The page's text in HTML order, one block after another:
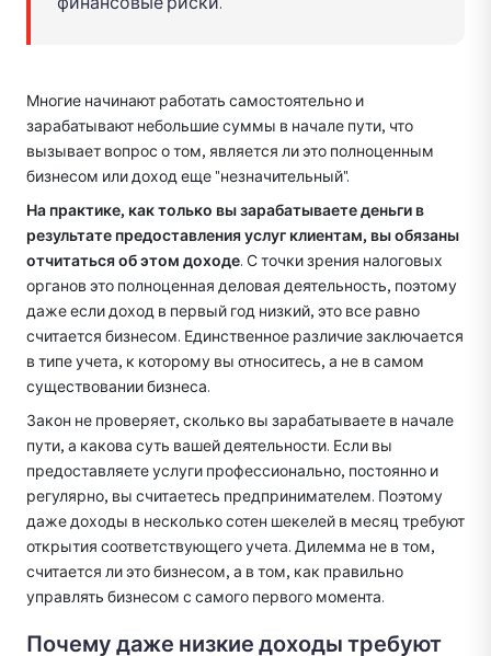
Многие начинают работать самостоятельно и
зарабатывают небольшие суммы в начале пути, что
вызывает вопрос о том, является ли это полноценным
бизнесом или доход еще "незначительный".
На практике, как только вы зарабатываете деньги в
результате предоставления услуг клиентам, вы обязаны
отчитаться об этом доходе. С точки зрения налоговых
органов это полноценная деловая деятельность, поэтому
даже если доход в первый год низкий, это все равно
считается бизнесом. Единственное различие заключается
в типе учета, к которому вы относитесь, а не в самом
существовании бизнеса.
Закон не проверяет, сколько вы зарабатываете в начале
пути, а какова суть вашей деятельности. Если вы
предоставляете услуги профессионально, постоянно и
регулярно, вы считаетесь предпринимателем. Поэтому
даже доходы в несколько сотен шекелей в месяц требуют
открытия соответствующего учета. Дилемма не в том,
считается ли это бизнесом, а в том, как правильно
управлять бизнесом с самого первого момента.
Почему даже низкие доходы требуют